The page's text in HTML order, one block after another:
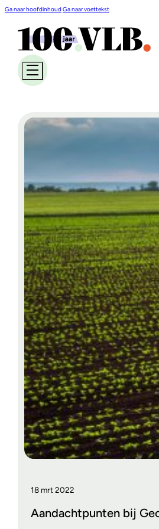
Ga naar hoofdinhoudGa naar voettekst
18 mrt 2022
Aandachtpunten bij